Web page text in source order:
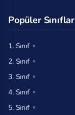
Popüler Sınıflar
1. Sınıf
2. Sınıf
3. Sınıf
4. Sınıf
5. Sınıf